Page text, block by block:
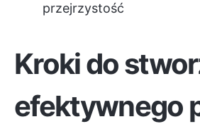
przejrzystość
Kroki do
efektywnego